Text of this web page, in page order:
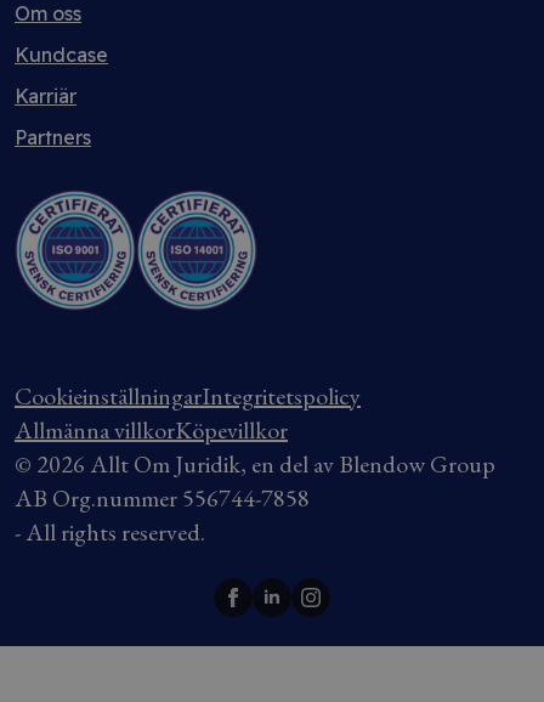
Om oss
Kundcase
Karriär
Partners
CookieinställningarIntegritetspolicy
Allmänna villkorKöpevillkor
© 2026 Allt Om Juridik, en del av Blendow Group
AB Org.nummer 556744-7858
- All rights reserved.